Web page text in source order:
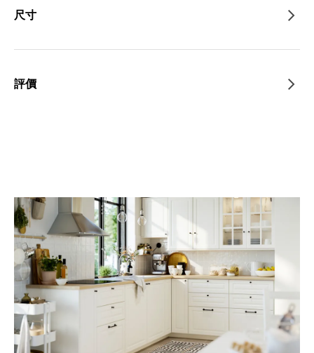
尺寸
評價